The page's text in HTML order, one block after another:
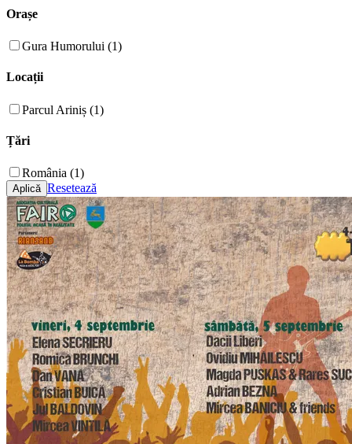
Orașe
Gura Humorului (1)
Locații
Parcul Ariniș (1)
Țări
România (1)
Resetează